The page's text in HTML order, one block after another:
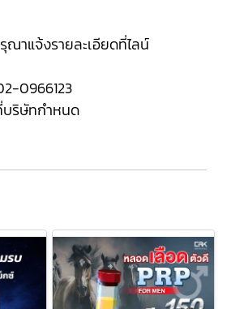
ณาแจ้งรายละเอียดที่ไลน์
0966123
บริษัทกำหนด